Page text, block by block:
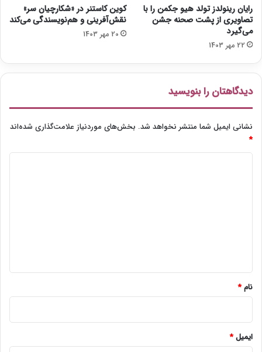
د
و
س
ط
ر
م
ن
ا
د
ی
رایان رینولدز تولد هیو جکمن را با
تصاویری از پشت صحنه جشن
می‌گیرد
22 مهر 1403
کوین کاستنر در «شکارچیان سر»
نقش‌آفرینی و هم‌نویسندگی می‌کند
20 مهر 1403
دیدگاهتان را بنویسید
نشانی ایمیل شما منتشر نخواهد شد. بخش‌های موردنیاز علامت‌گذاری شده‌اند
*
نام*
ایمیل*